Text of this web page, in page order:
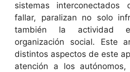
sistemas
fallar, paralizan no solo
también la actividad
organización social. Este
distintos aspectos de este
atención a los autónomos,